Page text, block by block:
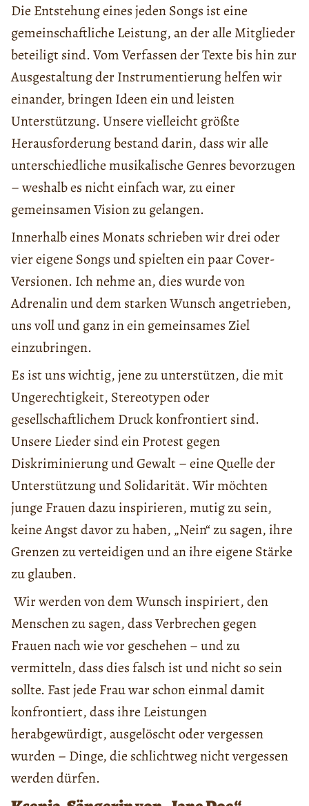
Die Entstehung eines jeden Songs ist eine
gemeinschaftliche Leistung, an der alle Mitglieder
beteiligt sind. Vom Verfassen der Texte bis hin zur
Ausgestaltung der Instrumentierung helfen wir
einander, bringen Ideen ein und leisten
Unterstützung. Unsere vielleicht größte
Herausforderung bestand darin, dass wir alle
unterschiedliche musikalische Genres bevorzugen
– weshalb es nicht einfach war, zu einer
gemeinsamen Vision zu gelangen.
Innerhalb eines Monats schrieben wir drei oder
vier eigene Songs und spielten ein paar Cover-
Versionen. Ich nehme an, dies wurde von
Adrenalin und dem starken Wunsch angetrieben,
uns voll und ganz in ein gemeinsames Ziel
einzubringen.
Es ist uns wichtig, jene zu unterstützen, die mit
Ungerechtigkeit, Stereotypen oder
gesellschaftlichem Druck konfrontiert sind.
Unsere Lieder sind ein Protest gegen
Diskriminierung und Gewalt – eine Quelle der
Unterstützung und Solidarität. Wir möchten
junge Frauen dazu inspirieren, mutig zu sein,
keine Angst davor zu haben, „Nein“ zu sagen, ihre
Grenzen zu verteidigen und an ihre eigene Stärke
zu glauben.
Wir werden von dem Wunsch inspiriert, den
Menschen zu sagen, dass Verbrechen gegen
Frauen nach wie vor geschehen – und zu
vermitteln, dass dies falsch ist und nicht so sein
sollte. Fast jede Frau war schon einmal damit
konfrontiert, dass ihre Leistungen
herabgewürdigt, ausgelöscht oder vergessen
wurden – Dinge, die schlichtweg nicht vergessen
werden dürfen.